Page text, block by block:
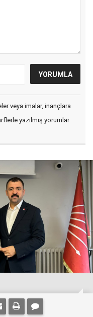
veya imalar, inançlara
yazılmış yorumlar